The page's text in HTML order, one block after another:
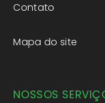
Contato
Mapa do site
NOSSOS